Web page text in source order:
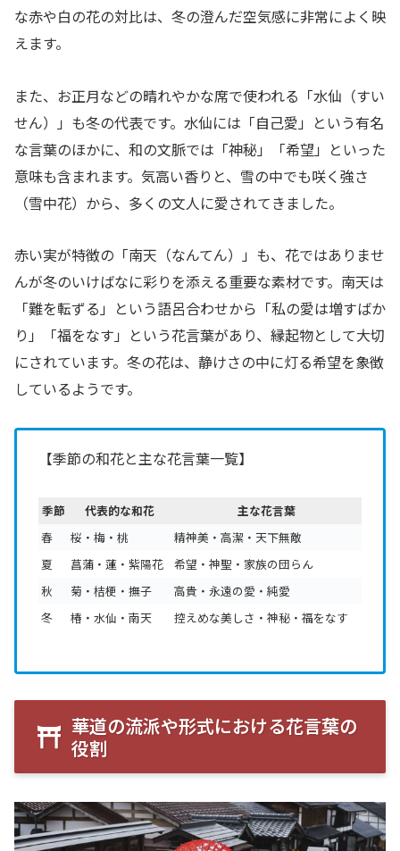
な赤や白の花の対比は、冬の澄んだ空気感に非常によく映
えます。
また、お正月などの晴れやかな席で使われる「水仙（すい
せん）」も冬の代表です。水仙には「自己愛」という有名
な言葉のほかに、和の文脈では「神秘」「希望」といった
意味も含まれます。気高い香りと、雪の中でも咲く強さ
（雪中花）から、多くの文人に愛されてきました。
赤い実が特徴の「南天（なんてん）」も、花ではありませ
んが冬のいけばなに彩りを添える重要な素材です。南天は
「難を転ずる」という語呂合わせから「私の愛は増すばか
り」「福をなす」という花言葉があり、縁起物として大切
にされています。冬の花は、静けさの中に灯る希望を象徴
しているようです。
【季節の和花と主な花言葉一覧】
季節 代表的な和花
主な花言葉
春
桜・梅・桃
精神美・高潔・天下無敵
夏
菖蒲・蓮・紫陽花
希望・神聖・家族の団らん
秋
菊・桔梗・撫子
高貴・永遠の愛・純愛
冬
椿・水仙・南天 控えめな美しさ・神秘・福をなす
華道の流派や形式における花言葉の
役割